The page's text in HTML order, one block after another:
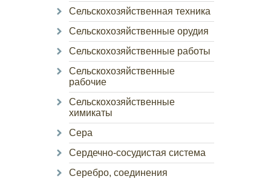
Сельскохозяйственная техника
Сельскохозяйственные орудия
Сельскохозяйственные работы
Сельскохозяйственные
рабочие
Сельскохозяйственные
химикаты
Сера
Сердечно-сосудистая система
Серебро, соединения